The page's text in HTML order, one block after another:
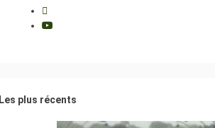
Les plus récents